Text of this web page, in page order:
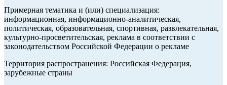
Примерная тематика и (или) специализация:
информационная, информационно-аналитическая,
политическая, образовательная, спортивная, развлекательная,
культурно-просветительская, реклама в соответствии с
законодательством Российской Федерации о рекламе
Территория распространения: Российская Федерация,
зарубежные страны